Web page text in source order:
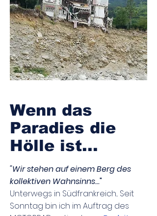
Wenn das
Paradies die
Hölle ist...
"Wir stehen auf einem Berg des
kollektiven Wahnsinns..."
Unterwegs in Südfrankreich... Seit
Sonntag bin ich im Auftrag des